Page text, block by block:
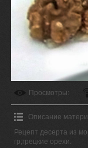
Просмотры:
Описание
Рецепт десерта из
гр;грецкие орехи.